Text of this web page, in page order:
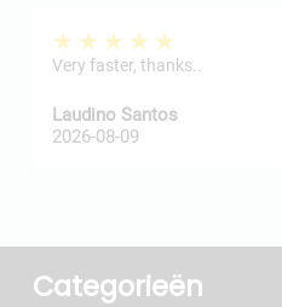
★★★★★
Very faster, thanks..
Laudino Santos
2026-08-09
Categorieën